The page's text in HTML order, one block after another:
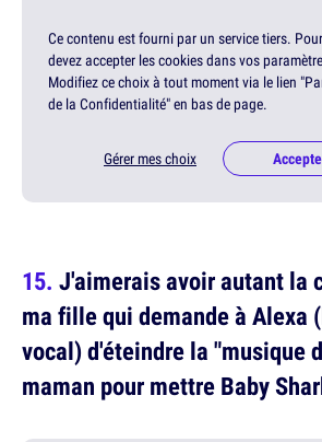
Ce contenu est fourni par un service tiers.
devez accepter les cookies dans vos
Modifiez ce choix à tout moment via le lien
de la Confidentialité" en bas de page.
Gérer mes choix
J'aimerais avoir autant la
ma fille qui demande à Alexa
vocal) d'éteindre la "musique
maman pour mettre Baby